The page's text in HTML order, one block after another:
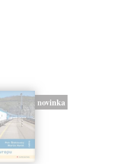
novinka